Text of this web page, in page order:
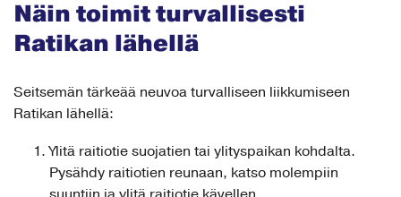
Näin toimit turvallisesti
Ratikan lähellä
Seitsemän tärkeää neuvoa turvalliseen liikkumiseen
Ratikan lähellä:
Ylitä raitiotie suojatien tai ylityspaikan kohdalta.
Pysähdy raitiotien reunaan, katso molempiin